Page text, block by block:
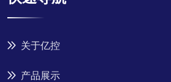
关于亿控
产品展示